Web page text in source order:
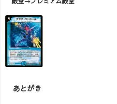
あとがき